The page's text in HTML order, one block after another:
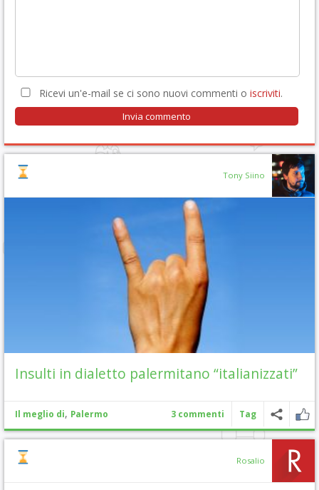
Ricevi un'e-mail se ci sono nuovi commenti o iscriviti.
Tony Siino
Insulti in dialetto palermitano “italianizzati”
Il meglio di, Palermo 3 commenti Tag
Rosalio